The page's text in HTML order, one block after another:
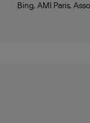
Bing, AMI Paris,